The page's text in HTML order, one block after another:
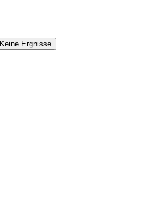
Keine Ergnisse